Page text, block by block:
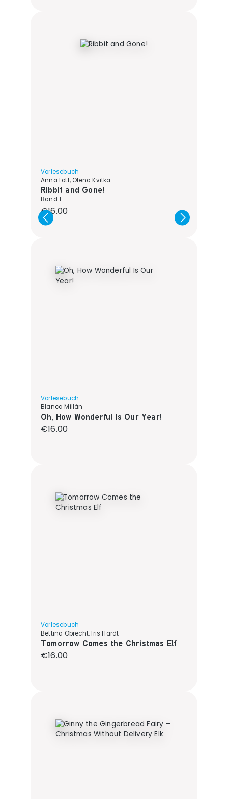
Vorlesebuch
Anna Lott, Olena Kvitka
Ribbit and Gone!
Band 1
Regular price:
€16.00
Vorlesebuch
Blanca Millán
Oh, How Wonderful Is Our Year!
Regular price:
€16.00
Vorlesebuch
Bettina Obrecht, Iris Hardt
Tomorrow Comes the Christmas Elf
Regular price:
€16.00